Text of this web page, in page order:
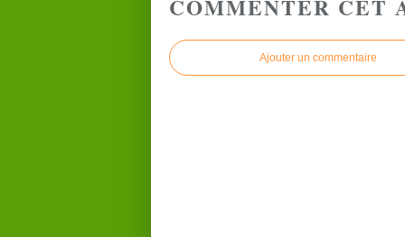
COMMENTER CET
Ajouter un commentaire